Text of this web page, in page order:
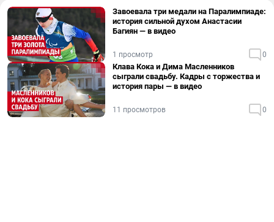
Завоевала три медали на Паралимпиаде:
история сильной духом Анастасии
Багиян — в видео
1 просмотр 0
Клава Кока и Дима Масленников
сыграли свадьбу. Кадры с торжества и
история пары — в видео
11 просмотров 0